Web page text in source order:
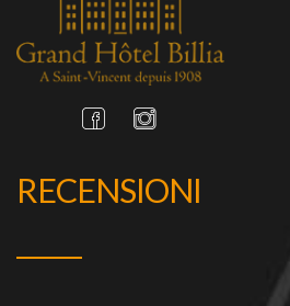
RECENSIONI